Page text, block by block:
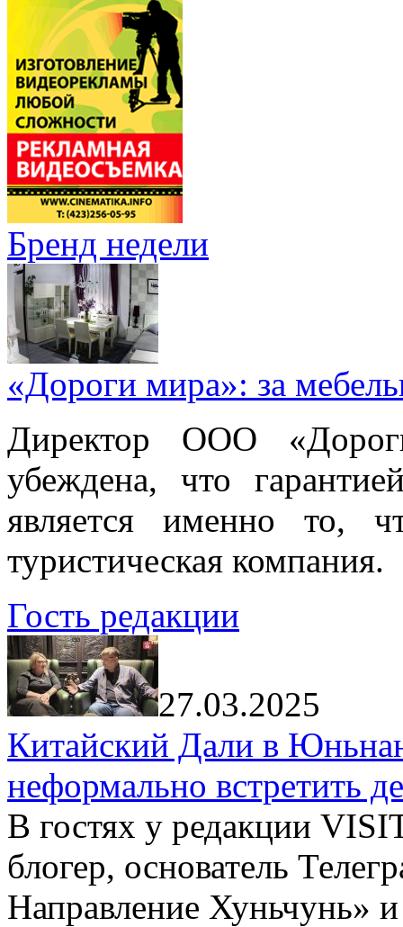
Бренд недели
«Дороги мира»: за
Директор ООО
убеждена, что
является именно то,
туристическая компания.
Гость редакции
27.03.2025
Китайский Дали в
неформально встретить
В гостях у редакции
блогер, основатель
Направление Хуньчунь»